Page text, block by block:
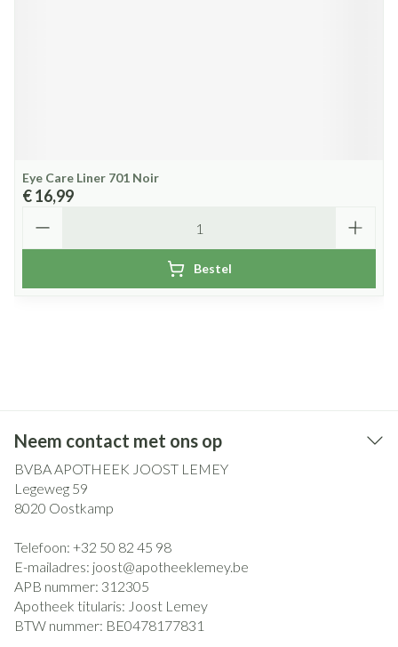
Eye Care Liner 701 Noir
€ 16,99
Bestel
Neem contact met ons op
BVBA APOTHEEK JOOST LEMEY
Legeweg 59
8020 Oostkamp
Telefoon: +32 50 82 45 98
E-mailadres: joost@apotheeklemey.be
APB nummer: 312305
Apotheek titularis: Joost Lemey
BTW nummer: BE0478177831